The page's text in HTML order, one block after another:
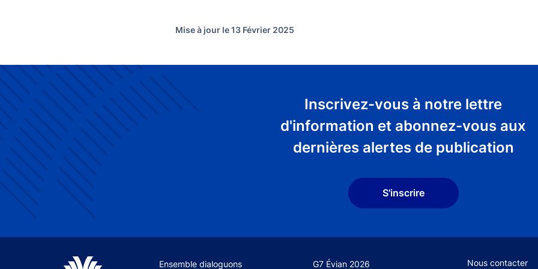
Mise à jour le 13 Février 2025
Inscrivez-vous à notre lettre
d'information et abonnez-vous aux
dernières alertes de publication
S'inscrire
Site navigation
Ensemble dialoguons G7 Évian 2026 Footer secondary
Nous contacter